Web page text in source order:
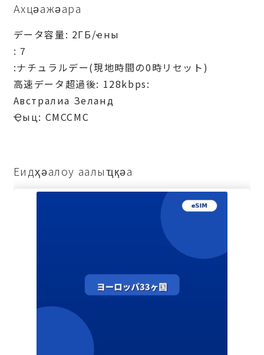
Ахцәажәара
データ容量: 2ГБ/ҽны
: 7
:ナチュラルデー(現地時間の0時リセット)
高速データ超過後: 128kbps:
Австралиа Зеланд
Ҿыц: СМССМС
Еидҳәалоу аалыҵқәа